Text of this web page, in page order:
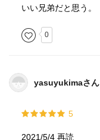
いい兄弟だと思う。
0
yasuyukimaさん
5
2021/5/4 再読